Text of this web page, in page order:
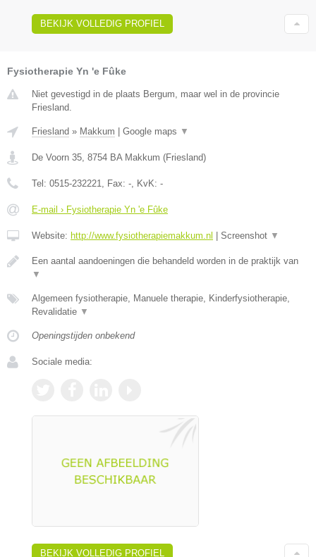
BEKIJK VOLLEDIG PROFIEL
Fysiotherapie Yn 'e Fûke
Niet gevestigd in de plaats Bergum, maar wel in de provincie
Friesland.
Friesland » Makkum | Google maps ▼
De Voorn 35 8754 BA Makkum (Friesland)
Tel: 0515-232221 , Fax: - , KvK: -
E-mail › Fysiotherapie Yn 'e Fûke
Website: http://www.fysiotherapiemakkum.nl | Screenshot ▼
Een aantal aandoeningen die behandeld worden in de praktijk van
▼
Algemeen fysiotherapie, Manuele therapie, Kinderfysiotherapie,
Revalidatie ▼
Openingstijden onbekend
Sociale media:
BEKIJK VOLLEDIG PROFIEL